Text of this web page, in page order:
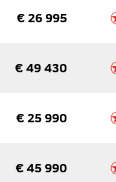
€ 26 995
€ 49 430
€ 25 990
€ 45 990